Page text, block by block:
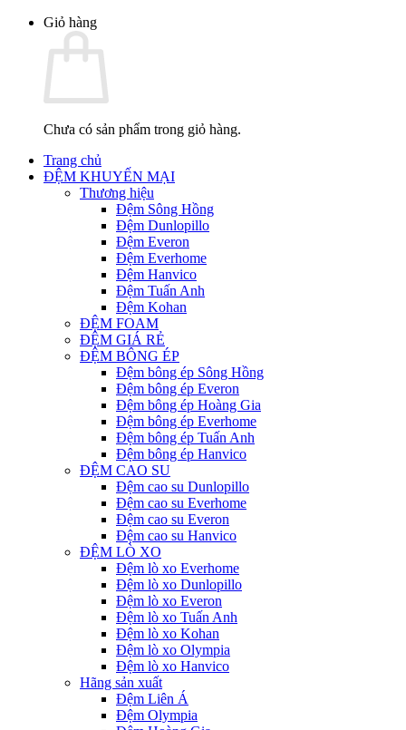
Giỏ hàng
Chưa có sản phẩm trong giỏ hàng.
Trang chủ
ĐỆM KHUYẾN MẠI
Thương hiệu
Đệm Sông Hồng
Đệm Dunlopillo
Đệm Everon
Đệm Everhome
Đệm Hanvico
Đệm Tuấn Anh
Đệm Kohan
ĐỆM FOAM
ĐỆM GIÁ RẺ
ĐỆM BÔNG ÉP
Đệm bông ép Sông Hồng
Đệm bông ép Everon
Đệm bông ép Hoàng Gia
Đệm bông ép Everhome
Đệm bông ép Tuấn Anh
Đệm bông ép Hanvico
ĐỆM CAO SU
Đệm cao su Dunlopillo
Đệm cao su Everhome
Đệm cao su Everon
Đệm cao su Hanvico
ĐỆM LÒ XO
Đệm lò xo Everhome
Đệm lò xo Dunlopillo
Đệm lò xo Everon
Đệm lò xo Tuấn Anh
Đệm lò xo Kohan
Đệm lò xo Olympia
Đệm lò xo Hanvico
Hãng sản xuất
Đệm Liên Á
Đệm Olympia